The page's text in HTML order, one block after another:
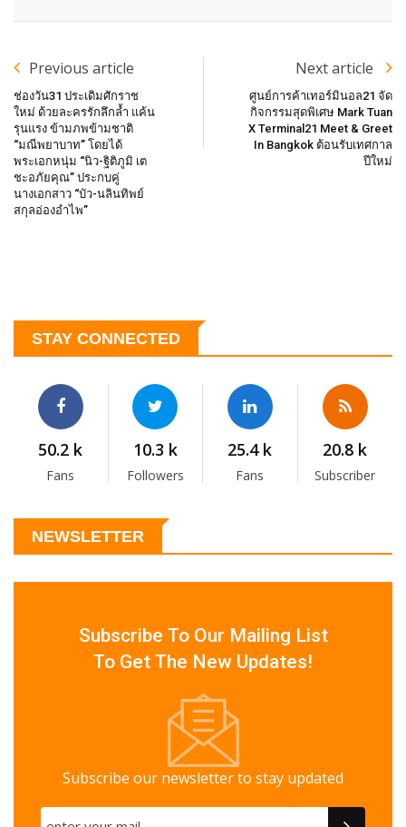
Previous article
ช่องวัน31 ประเดิมศักราช
ใหม่ ด้วยละครรักลึกล้ำ แค้น
รุนแรง ข้ามภพข้ามชาติ
“มณีพยาบาท” โดยได้
พระเอกหนุ่ม “นิว-ฐิติภูมิ เต
ชะอภัยคุณ” ประกบคู่
นางเอกสาว “บัว-นลินทิพย์
สกุลอ่องอำไพ”
Next article
ศูนย์การค้าเทอร์มินอล21 จัด
กิจกรรมสุดพิเศษ Mark Tuan
X Terminal21 Meet & Greet
In Bangkok ต้อนรับเทศกาล
ปีใหม่
STAY CONNECTED
50.2 k
Fans
10.3 k
Followers
25.4 k
Fans
20.8 k
Subscriber
NEWSLETTER
Subscribe To Our Mailing List
To Get The New Updates!
Subscribe our newsletter to stay updated